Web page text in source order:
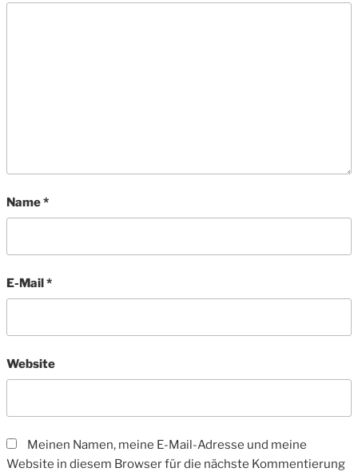
Name*
E-Mail*
Website
Meinen Namen, meine E-Mail-Adresse und meine
Website in diesem Browser für die nächste Kommentierung